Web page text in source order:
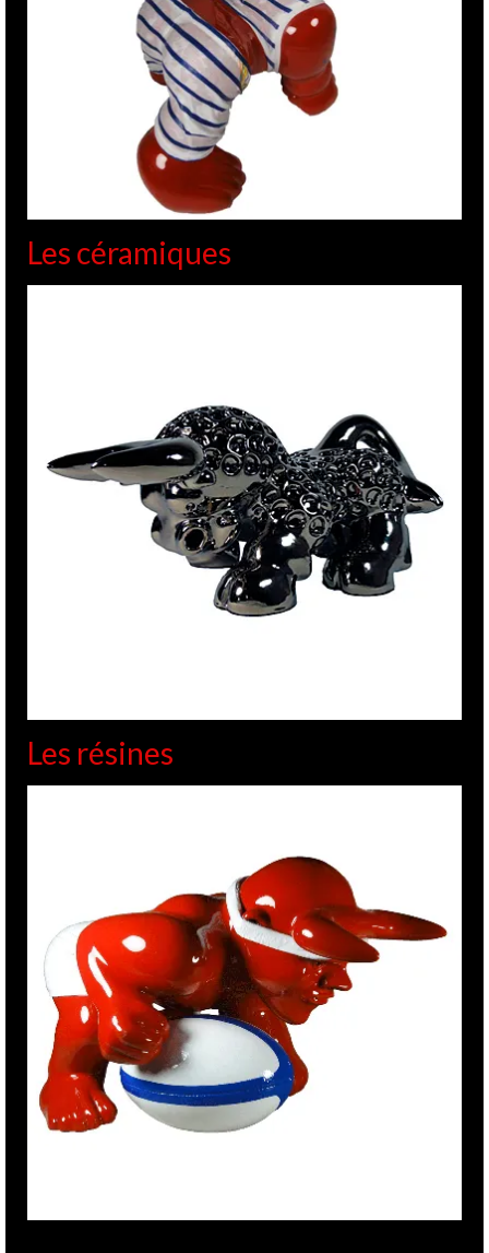
Les céramiques
Les résines